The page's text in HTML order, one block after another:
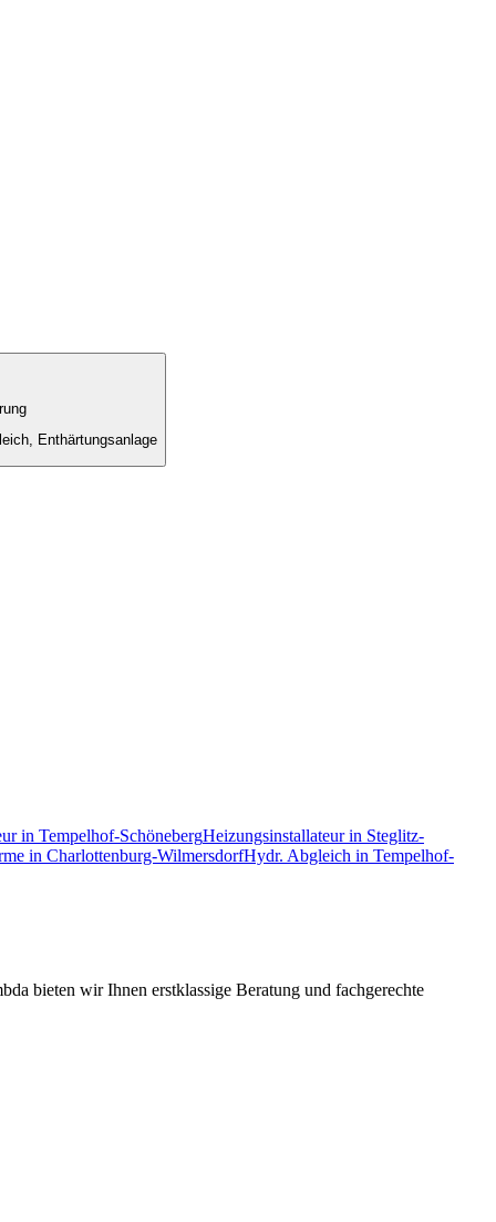
Enthärtungsanlage
in Tempelhof-SchönebergHeizungsinstallateurin Steglitz-
in Charlottenburg-WilmersdorfHydr. Abgleich in Tempelhof-
bieten wir Ihnen erstklassige Beratung und fachgerechte